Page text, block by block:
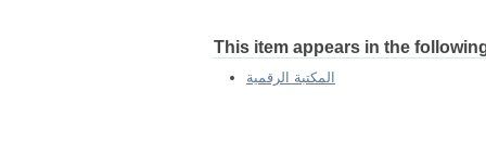
This item appears in the
المكتبة الرقمية